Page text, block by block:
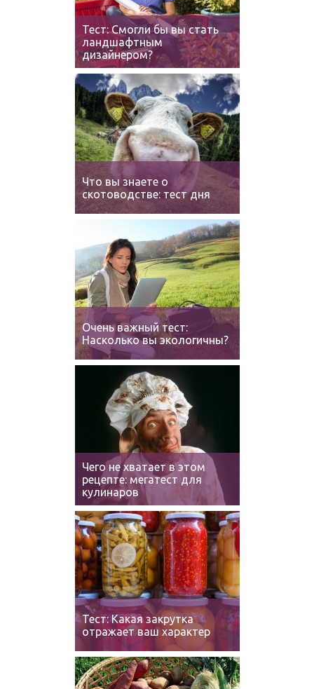
Тест: Смогли бы вы стать
ландшафтным
дизайнером?
Что вы знаете о
скотоводстве: тест дня
Очень важный тест:
Насколько вы экологичны?
Чего не хватает в этом
рецепте: мегатест для
кулинаров
Тест: Какая закрутка
отражает ваш характер